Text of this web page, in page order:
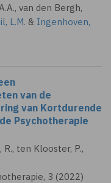
van den Bergh,
L.M. & Ingenhoven,
van de
van Kortdurende
Psychotherapie
ten Klooster, P.,
3 (2022)